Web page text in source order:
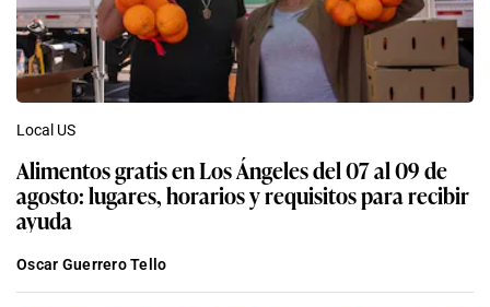
Local US
Alimentos gratis en Los Ángeles del 07 al 09 de
agosto: lugares, horarios y requisitos para recibir
ayuda
Oscar Guerrero Tello